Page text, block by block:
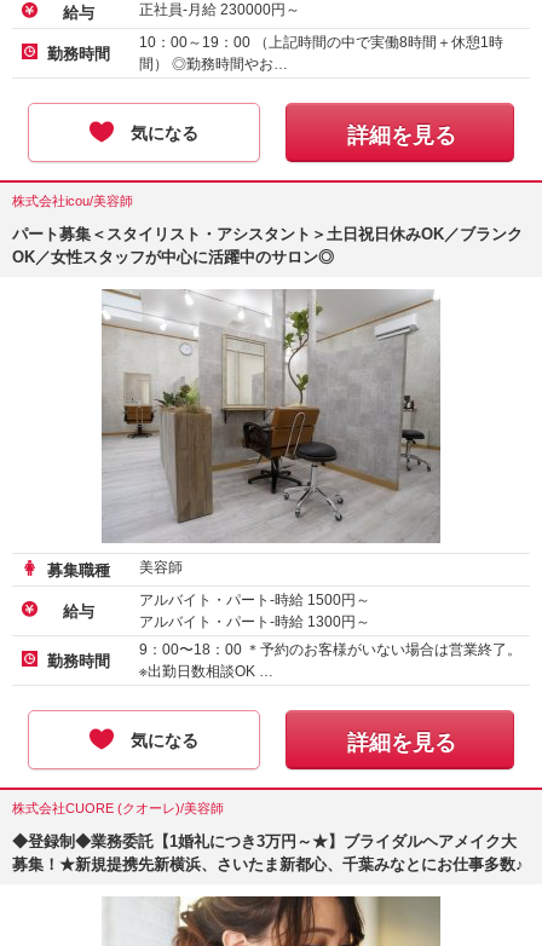
給与 正社員-月給 230000円～
勤務時間
10：00～19：00 （上記時間の中で実働8時間＋休憩1時
間） ◎勤務時間やお…
気になる 詳細を見る
株式会社icou/美容師
パート募集＜スタイリスト・アシスタント＞土日祝日休みOK／ブランク
OK／女性スタッフが中心に活躍中のサロン◎
募集職種 美容師
給与
アルバイト・パート-時給 1500円～
アルバイト・パート-時給 1300円～
勤務時間
9：00〜18：00 ＊予約のお客様がいない場合は営業終了。
※出勤日数相談OK …
気になる 詳細を見る
株式会社CUORE (クオーレ)/美容師
◆登録制◆業務委託【1婚礼につき3万円～★】ブライダルヘアメイク大
募集！★新規提携先新横浜、さいたま新都心、千葉みなとにお仕事多数♪